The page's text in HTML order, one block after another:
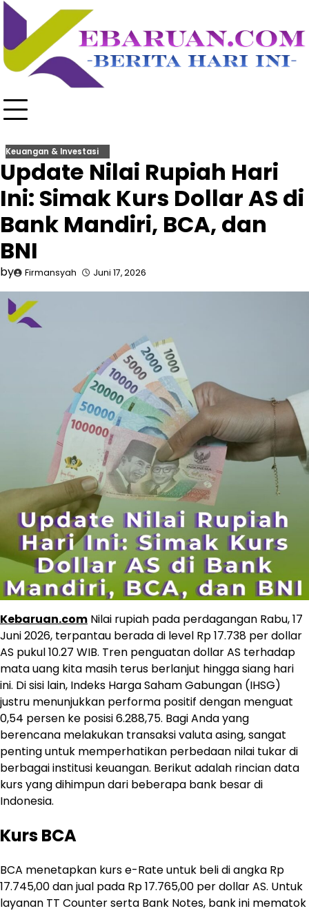
Skip
content
Keuangan & Investasi
Update Nilai Rupiah Hari
Ini: Simak Kurs Dollar AS di
Bank Mandiri, BCA, dan
BNI
by Firmansyah Juni 17, 2026
Kebaruan.com Nilai rupiah pada perdagangan Rabu, 17
Juni 2026, terpantau berada di level Rp 17.738 per dollar
AS pukul 10.27 WIB. Tren penguatan dollar AS terhadap
mata uang kita masih terus berlanjut hingga siang hari
ini. Di sisi lain, Indeks Harga Saham Gabungan (IHSG)
justru menunjukkan performa positif dengan menguat
0,54 persen ke posisi 6.288,75. Bagi Anda yang
berencana melakukan transaksi valuta asing, sangat
penting untuk memperhatikan perbedaan nilai tukar di
berbagai institusi keuangan. Berikut adalah rincian data
kurs yang dihimpun dari beberapa bank besar di
Indonesia.
Kurs BCA
BCA menetapkan kurs e-Rate untuk beli di angka Rp
17.745,00 dan jual pada Rp 17.765,00 per dollar AS. Untuk
layanan TT Counter serta Bank Notes, bank ini mematok